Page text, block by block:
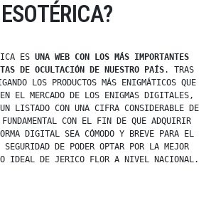
ESOTÉRICA?
ES UNA WEB CON LOS MÁS IMPORTANTES
DE OCULTACIÓN DE NUESTRO PAÍS. TRAS
LOS PRODUCTOS MÁS ENIGMÁTICOS QUE
EN EL MERCADO DE LOS ENIGMAS DIGITALES,
LISTADO CON UNA CIFRA CONSIDERABLE DE
CON EL FIN DE QUE ADQUIRIR
DIGITAL SEA CÓMODO Y BREVE PARA EL
SEGURIDAD DE PODER OPTAR POR LA MEJOR
IDEAL DE JERICO FLOR A NIVEL NACIONAL.